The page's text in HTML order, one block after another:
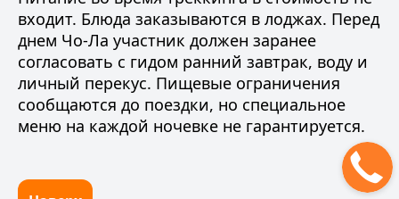
входит. Блюда заказываются в лоджах. Перед
днем Чо-Ла участник должен заранее
согласовать с гидом ранний завтрак, воду и
личный перекус. Пищевые ограничения
сообщаются до поездки, но специальное
меню на каждой ночевке не гарантируется.